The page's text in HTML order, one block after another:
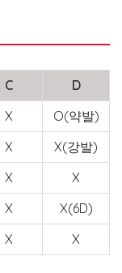
C
D
X
O(약발)
X
X(강발)
X
X
X
X(6D)
X X